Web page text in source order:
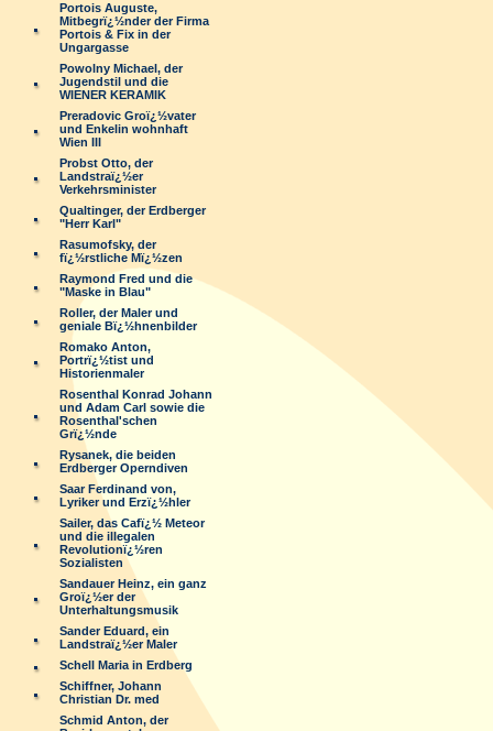
Portois Auguste,
Mitbegrï¿½nder der Firma
Portois & Fix in der
Ungargasse
Powolny Michael, der
Jugendstil und die
WIENER KERAMIK
Preradovic Groï¿½vater
und Enkelin wohnhaft
Wien III
Probst Otto, der
Landstraï¿½er
Verkehrsminister
Qualtinger, der Erdberger
"Herr Karl"
Rasumofsky, der
fï¿½rstliche Mï¿½zen
Raymond Fred und die
"Maske in Blau"
Roller, der Maler und
geniale Bï¿½hnenbilder
Romako Anton,
Portrï¿½tist und
Historienmaler
Rosenthal Konrad Johann
und Adam Carl sowie die
Rosenthal'schen
Grï¿½nde
Rysanek, die beiden
Erdberger Operndiven
Saar Ferdinand von,
Lyriker und Erzï¿½hler
Sailer, das Cafï¿½ Meteor
und die illegalen
Revolutionï¿½ren
Sozialisten
Sandauer Heinz, ein ganz
Groï¿½er der
Unterhaltungsmusik
Sander Eduard, ein
Landstraï¿½er Maler
Schell Maria in Erdberg
Schiffner, Johann
Christian Dr. med
Schmid Anton, der